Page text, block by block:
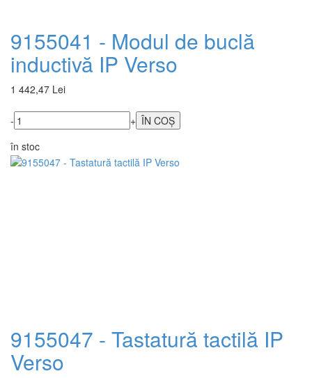
9155041 - Modul de buclă
inductivă IP Verso
1 442,47 Lei
-
+
în stoc
9155047 - Tastatură tactilă IP
Verso